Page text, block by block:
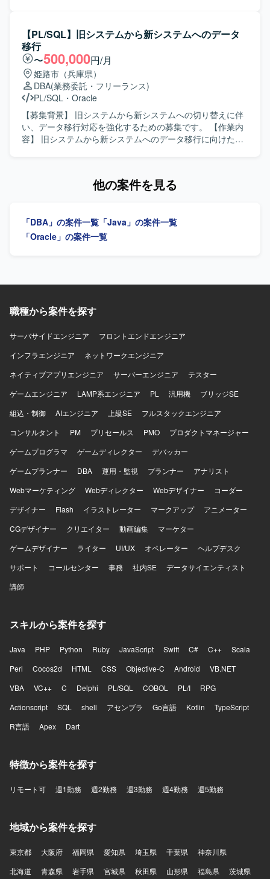
を円滑に行いながら、柔軟に対応いただける方が望ましい
です。 【ポジションの魅力】 大規模なクラウド移行プロジ
ェクトに参画し、OracleからAmazon Aurora PostgreSQLへ
の移行やAWS上でのDB設計・構築・移行に関する実務経験
を積むことができます。AWSの各種サービスと連携したシ
ステム全体の構成に触れながら、DBAとしてのスキルを高
めていただける環境です。 【開発環境】
AmazonLinux2023（EC2＆ECS）、Aurora PostgreSQL、
WildFly、HULFT、StepFunctions、EventBridgeなどを利用
しています。
現行環境の調査から、製品のバージョンアップ計画の立
案、移行手順の整理、検証環境での動作確認、本番環境へ
の移行対応まで一連の作業を行っていただきます。DB2
HADR構成を考慮した移行および切替作業や、関連する設定
の見直し、移行後の動作確認も含まれます。 【求める人物
像】 AIXおよびDB2に関する知見を活かしつつ、システム全
体の構成や影響範囲を意識して作業を進めていただける方
を求めています。ドキュメントを参照しながら自走して対
応できる方や、課題が発生した際に関係者と連携しながら
解決に向けて粘り強く取り組める方が望ましいです。 【ポ
ます。AIX環境下での実務経験をさらに深められるほか、今
象とした構成となります。DB2 HADRによる冗長構成が採
用されており、移行作業にあたっては既存構成を踏まえた
【PL/SQL】旧システムから新システムへのデータ
移行
〜500,000円/月
姫路市（兵庫県）
DBA(業務委託・フリーランス)
PL/SQL ・ Oracle
【募集背景】 旧システムから新システムへの切り替えに伴
い、データ移行対応を強化するための募集です。 【作業内
容】 旧システムから新システムへのデータ移行に向けた調
像】 関係者と円滑にコミュニケーションを取りながら、自
タ移行の上流からテストまで一連の工程に携わることで、
データベースに関する知見や移行ノウハウを幅広く身につ
他の案件を見る
「DBA」の案件一覧 「Java」の案件一覧
「Oracle」の案件一覧
職種から案件を探す
サーバサイドエンジニア
フロントエンドエンジニア
インフラエンジニア
ネットワークエンジニア
ネイティブアプリエンジニア
サーバーエンジニア
テスター
ゲームエンジニア
LAMP系エンジニア PL 汎用機
ブリッジSE
組込・制御
AIエンジニア 上級SE
フルスタックエンジニア
コンサルタント
PM プリセールス PMO
プロダクトマネージャー
ゲームプログラマ
ゲームディレクター
デバッカー
ゲームプランナー
DBA 運用・監視 プランナー
アナリスト
Webマーケティング
Webディレクター Webデザイナー
コーダー
デザイナー
Flash イラストレーター マークアップ
アニメーター
CGデザイナー
クリエイター 動画編集
マーケター
ゲームデザイナー
ライター UI/UX オペレーター
ヘルプデスク
サポート
コールセンター 事務 社内SE
データサイエンティスト
講師
スキルから案件を探す
Java PHP Python Ruby JavaScript Swift C# C++
Scala
Perl
Cocos2d HTML CSS Objective-C Android
VB.NET
VBA
VC++ C Delphi PL/SQL COBOL PL/I
RPG
Actionscript
SQL shell アセンブラ Go言語 Kotlin
TypeScript
R言語
Apex Dart
特徴から案件を探す
リモート可 週1勤務 週2勤務 週3勤務 週4勤務 週5勤務
地域から案件を探す
東京都 大阪府 福岡県 愛知県 埼玉県 千葉県
神奈川県
北海道
青森県 岩手県 宮城県 秋田県 山形県 福島県 茨城県